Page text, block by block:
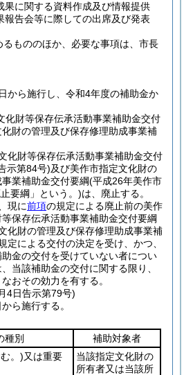
果に関する資料作成及び情報提供
報告会等に際しての出席及び発表
るもののほか、必要な事項は、市長
から施行し、令和4年度の補助金か
化財等保存伝承活動事業補助金交付
財の管理及び保存修理助成事業補
化財等保存伝承活動事業補助金交付
示第84号)及び美作市指定文化財の
業補助金交付要綱(平成26年美作市
要綱」という。)は、廃止する。
現に前項の規定による廃止前の美作
保存伝承活動事業補助金交付要綱
化財の管理及び保存修理助成事業補
定による交付の決定を受け、かつ、
金の交付を受けていない者につい
当該補助金の交付に関する限り、
おその効力を有する。
4日告示第79号)
ら施行する。
種別
補助対象者
。)又は重要
当該指定文化財の
所有者又は当該所